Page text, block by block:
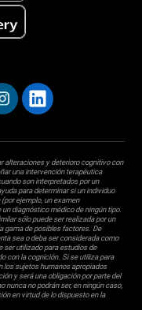
alteraciones y deterioro cognitivo con
una intervención terapéutica
son interpretados por un
para determinar si un individuo
ejemplo, un examen
diagnóstico médico de ningún tipo.
sólo puede ser realizada por un
gama de posibles factores. De
sea o deba ser considerada como
ser utilizado para estudios de
con la cognición. Si se utiliza para
los sujetos humanos apropiados
y será una obligación por parte del
nunca no podrán ser, en ningún caso,
en virtud de lo dispuesto en la